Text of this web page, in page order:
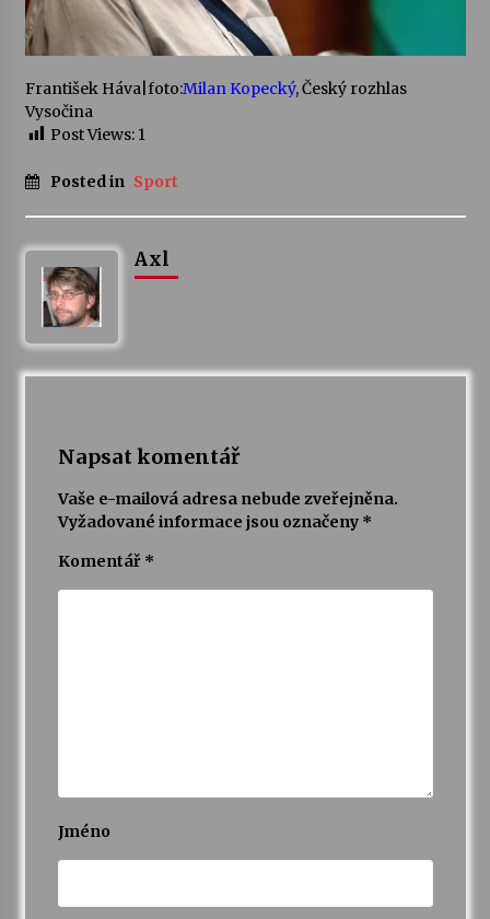
Želiv
3. 7. 2026
Petr Adamec – Malovaný svět
František Háva| foto:Milan Kopecký,Český rozhlas
Vysočina
Post Views: 1
Posted in Sport
Axl
Napsat komentář
Vaše e-mailová adresa nebude zveřejněna.
Vyžadované informace jsou označeny *
Komentář *
Jméno